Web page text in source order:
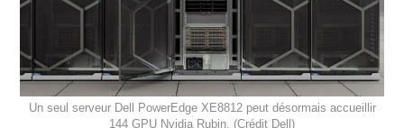
Un seul serveur Dell PowerEdge XE8812 peut désormais accueillir
144 GPU Nvidia Rubin. (Crédit Dell)